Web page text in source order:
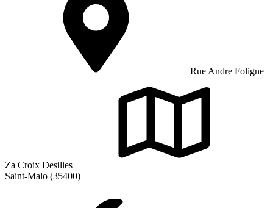
Rue Andre Foligne
Za Croix Desilles
Saint-Malo (35400)